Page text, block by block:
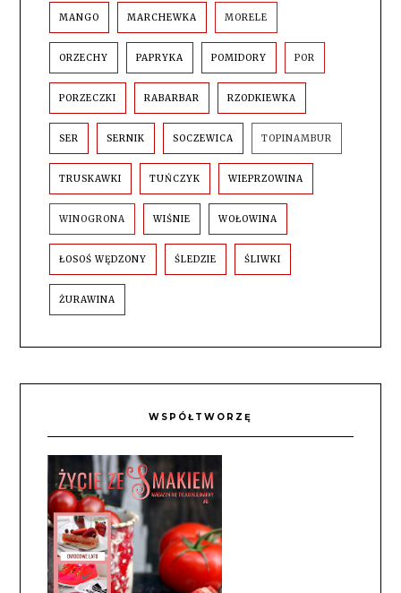
MANGO MARCHEWKA MORELE
ORZECHY PAPRYKA POMIDORY POR
PORZECZKI RABARBAR RZODKIEWKA
SER SERNIK SOCZEWICA TOPINAMBUR
TRUSKAWKI TUŃCZYK WIEPRZOWINA
WINOGRONA WIŚNIE WOŁOWINA
ŁOSOŚ WĘDZONY ŚLEDZIE ŚLIWKI
ŻURAWINA
WSPÓŁTWORZĘ